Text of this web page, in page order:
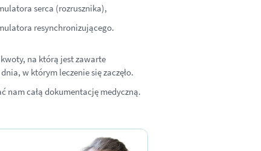
serca (rozrusznika),
resynchronizującego.
na którą jest zawarte
w którym leczenie się zaczęło.
nam całą dokumentację medyczną.